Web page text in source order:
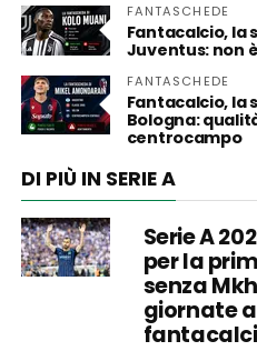
FANTASCHEDE
Fantacalcio, la
Juventus: non
FANTASCHEDE
Fantacalcio, la
Bologna:
centrocampo
DI PIÙ IN SERIE A
Serie A
per la
senza
giornate